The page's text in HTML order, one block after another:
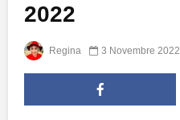
2022
Regina 3 Novembre 2022